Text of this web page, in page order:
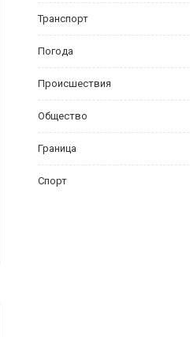
Транспорт
Погода
Происшествия
Общество
Граница
Спорт